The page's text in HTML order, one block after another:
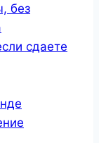
без
сдаете